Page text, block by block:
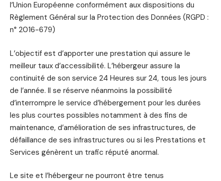
l’Union Européenne conformément aux dispositions du
Règlement Général sur la Protection des Données (RGPD :
n° 2016-679)
L’objectif est d’apporter une prestation qui assure le
meilleur taux d’accessibilité. L’hébergeur assure la
continuité de son service 24 Heures sur 24, tous les jours
de l’année. Il se réserve néanmoins la possibilité
d’interrompre le service d’hébergement pour les durées
les plus courtes possibles notamment à des fins de
maintenance, d’amélioration de ses infrastructures, de
défaillance de ses infrastructures ou si les Prestations et
Services génèrent un trafic réputé anormal.
Le site et l’hébergeur ne pourront être tenus